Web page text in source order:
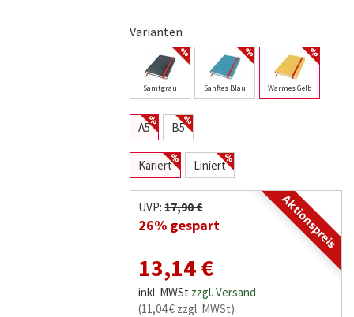
Varianten
Samtgrau Sanftes Blau Warmes Gelb
A5 B5
Kariert Liniert
Aktionspreis
UVP:17,90 €
26% gespart
13,14 €
inkl. MWSt zzgl. Versand
(11,04 € zzgl. MWSt)